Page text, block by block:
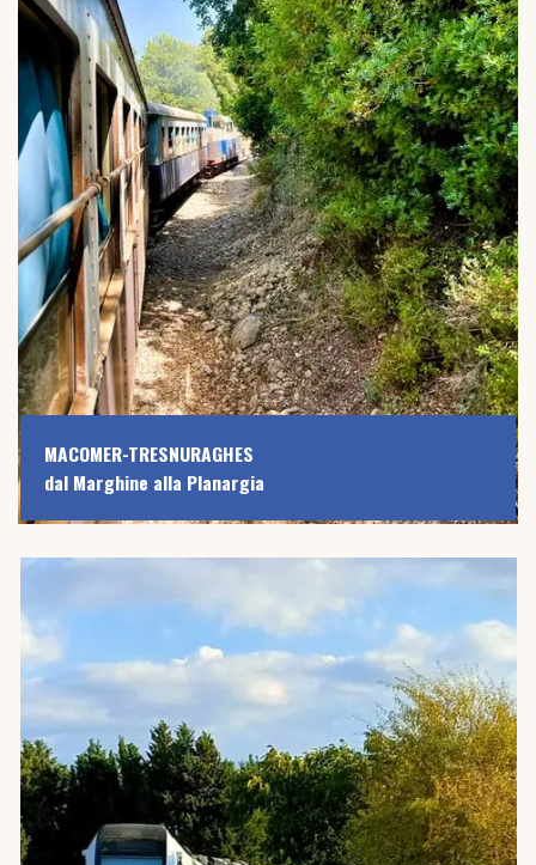
MACOMER-TRESNURAGHES
dal Marghine alla Planargia